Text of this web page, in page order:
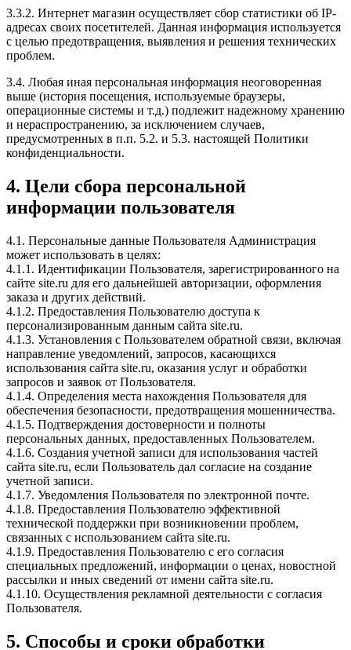
3.3.2. Интернет магазин осуществляет сбор статистики об IP-
адресах своих посетителей. Данная информация используется
с целью предотвращения, выявления и решения технических
проблем.
3.4. Любая иная персональная информация неоговоренная
выше (история посещения, используемые браузеры,
операционные системы и т.д.) подлежит надежному хранению
и нераспространению, за исключением случаев,
предусмотренных в п.п. 5.2. и 5.3. настоящей Политики
конфиденциальности.
4. Цели сбора персональной
информации пользователя
4.1. Персональные данные Пользователя Администрация
может использовать в целях:
4.1.1. Идентификации Пользователя, зарегистрированного на
сайте site.ru для его дальнейшей авторизации, оформления
заказа и других действий.
4.1.2. Предоставления Пользователю доступа к
персонализированным данным сайта site.ru.
4.1.3. Установления с Пользователем обратной связи, включая
направление уведомлений, запросов, касающихся
использования сайта site.ru, оказания услуг и обработки
запросов и заявок от Пользователя.
4.1.4. Определения места нахождения Пользователя для
обеспечения безопасности, предотвращения мошенничества.
4.1.5. Подтверждения достоверности и полноты
персональных данных, предоставленных Пользователем.
4.1.6. Создания учетной записи для использования частей
сайта site.ru, если Пользователь дал согласие на создание
учетной записи.
4.1.7. Уведомления Пользователя по электронной почте.
4.1.8. Предоставления Пользователю эффективной
технической поддержки при возникновении проблем,
связанных с использованием сайта site.ru.
4.1.9. Предоставления Пользователю с его согласия
специальных предложений, информации о ценах, новостной
рассылки и иных сведений от имени сайта site.ru.
4.1.10. Осуществления рекламной деятельности с согласия
Пользователя.
5. Способы и сроки обработки